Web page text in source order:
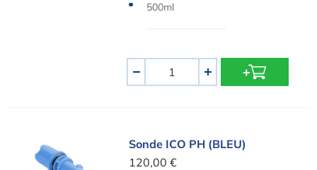
500ml
+
Sonde ICO PH (BLEU)Sonde ICO PH (BLEU)
120,00 €